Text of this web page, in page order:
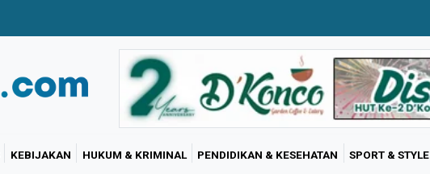
KEBIJAKAN HUKUM & KRIMINAL PENDIDIKAN & KESEHATAN SPORT & STYLE